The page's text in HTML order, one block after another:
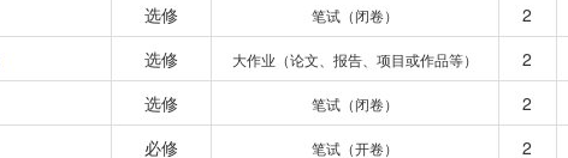
选修 笔试（闭卷） 2
选修 大作业（论文、报告、项目或作品等） 2
选修 笔试（闭卷） 2
必修 笔试（开卷） 2